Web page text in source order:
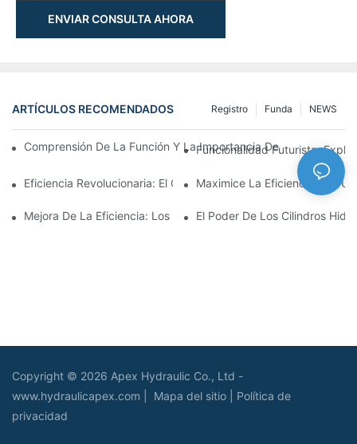
ENVIAR CONSULTA AHORA
ARTÍCULOS RECOMENDADOS NEWS
Funda
Registro
Comprensión De La Función Y La Importancia De Los Cilindros
Funcionalidad Futurista:
Eficiencia Revolucionaria: El Cilindro Telescópico Eléctrico
Maximice La Eficiencia Con
Mejora De La Eficiencia: Los Beneficios De Un Cilindro
El Poder De Los Cilindros
Copyright © 2026 Apex Hydraulic Co., Ltd -
www.hydraulicapex.com | Mapa del sitio
Política de
privacidad